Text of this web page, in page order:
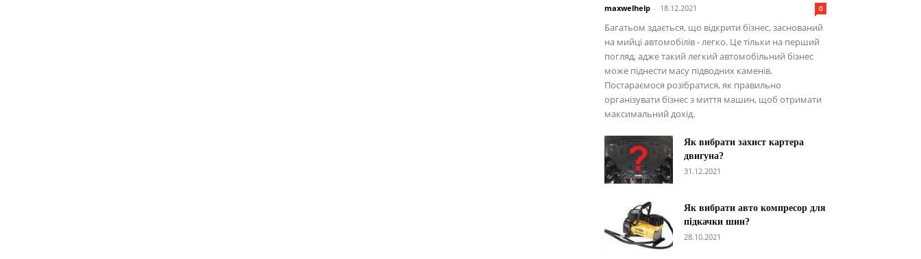
maxwelhelp - 18.12.2021 0
Багатьом здається, що відкрити бізнес, заснований
на мийці автомобілів - легко. Це тільки на перший
погляд, адже такий легкий автомобільний бізнес
може піднести масу підводних каменів.
Постараємося розібратися, як правильно
організувати бізнес з миття машин, щоб отримати
максимальний дохід.
Як вибрати захист картера
двигуна?
31.12.2021
Як вибрати авто компресор для
підкачки шин?
28.10.2021